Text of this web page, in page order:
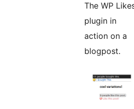
The WP
plugin in
action on a
blogpost.